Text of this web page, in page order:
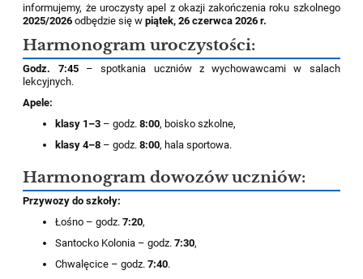
informujemy, że uroczysty apel z okazji zakończenia roku szkolnego
2025/2026 odbędzie się wpiątek, 26 czerwca 2026 r.
Harmonogram uroczystości:
Godz. 7:45– spotkania uczniów z wychowawcami w salach
lekcyjnych.
Apele:
klasy 1–3 – godz.8:00, boisko szkolne,
klasy 4–8 – godz.8:00, hala sportowa.
Harmonogram dowozów uczniów:
Przywozy do szkoły:
Łośno – godz.7:20,
Santocko Kolonia – godz.7:30,
Chwalęcice – godz.7:40.